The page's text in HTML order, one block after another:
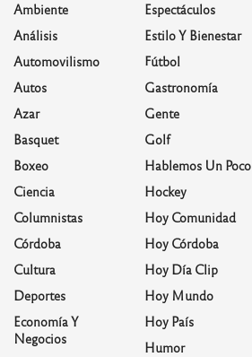
Ambiente
Análisis
Automovilismo
Autos
Azar
Basquet
Boxeo
Ciencia
Columnistas
Córdoba
Cultura
Deportes
Economía Y
Negocios
Espectáculos
Estilo Y Bienestar
Fútbol
Gastronomía
Gente
Golf
Hablemos Un Poco
Hockey
Hoy Comunidad
Hoy Córdoba
Hoy Día Clip
Hoy Mundo
Hoy País
Humor